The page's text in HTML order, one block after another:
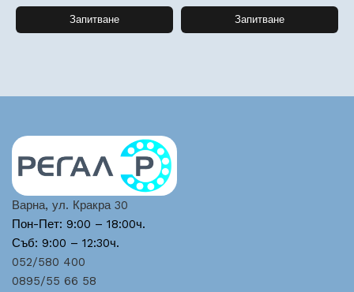
Запитване Запитване
Варна, ул. Кракра 30
Пон-Пет: 9:00 – 18:00ч.
Съб: 9:00 – 12:30ч.
052/580 400
0895/55 66 58